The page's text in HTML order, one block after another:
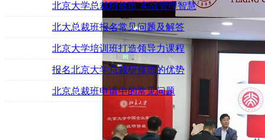
北京大学总裁研修班 实战管理智慧
北大总裁班报名常见问题及解答
北京大学培训班打造领导力课程
报名北京大学总裁研修班的优势
北京总裁班申请中的常见问题